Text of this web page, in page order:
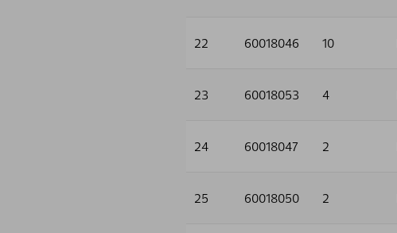
22 60018046 10
23 60018053 4
24 60018047 2
25 60018050 2